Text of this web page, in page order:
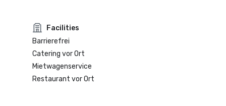
Facilities
Barrierefrei
Catering vor Ort
Mietwagenservice
Restaurant vor Ort